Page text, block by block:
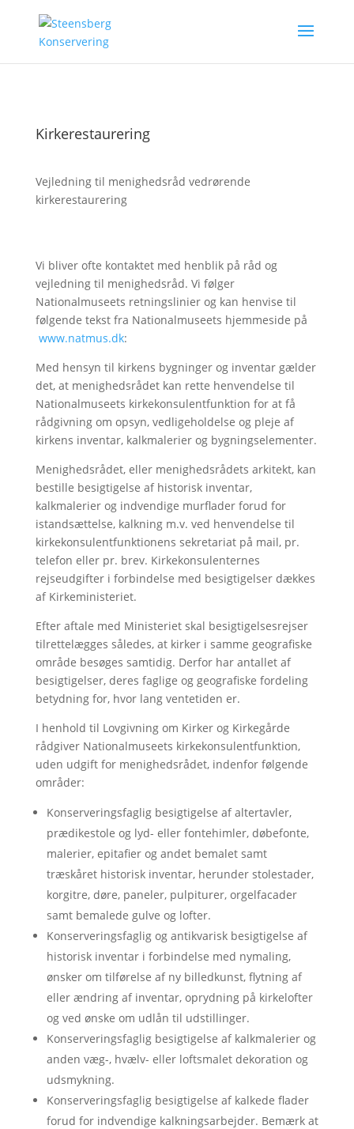
Kirkerestaurering
Vejledning til menighedsråd vedrørende
kirkerestaurering
Vi bliver ofte kontaktet med henblik på råd og
vejledning til menighedsråd. Vi følger
Nationalmuseets retningslinier og kan henvise til
følgende tekst fra Nationalmuseets hjemmeside på
www.natmus.dk:
Med hensyn til kirkens bygninger og inventar gælder
det, at menighedsrådet kan rette henvendelse til
Nationalmuseets kirkekonsulentfunktion for at få
rådgivning om opsyn, vedligeholdelse og pleje af
kirkens inventar, kalkmalerier og bygningselementer.
Menighedsrådet, eller menighedsrådets arkitekt, kan
bestille besigtigelse af historisk inventar,
kalkmalerier og indvendige murflader forud for
istandsættelse, kalkning m.v. ved henvendelse til
kirkekonsulentfunktionens sekretariat på mail, pr.
telefon eller pr. brev. Kirkekonsulenternes
rejseudgifter i forbindelse med besigtigelser dækkes
af Kirkeministeriet.
Efter aftale med Ministeriet skal besigtigelsesrejser
tilrettelægges således, at kirker i samme geografiske
område besøges samtidig. Derfor har antallet af
besigtigelser, deres faglige og geografiske fordeling
betydning for, hvor lang ventetiden er.
I henhold til Lovgivning om Kirker og Kirkegårde
rådgiver Nationalmuseets kirkekonsulentfunktion,
uden udgift for menighedsrådet, indenfor følgende
områder:
Konserveringsfaglig besigtigelse af altertavler,
prædikestole og lyd- eller fontehimler, døbefonte,
malerier, epitafier og andet bemalet samt
træskåret historisk inventar, herunder stolestader,
korgitre, døre, paneler, pulpiturer, orgelfacader
samt bemalede gulve og lofter.
Konserveringsfaglig og antikvarisk besigtigelse af
historisk inventar i forbindelse med nymaling,
ønsker om tilførelse af ny billedkunst, flytning af
eller ændring af inventar, oprydning på kirkelofter
og ved ønske om udlån til udstillinger.
Konserveringsfaglig besigtigelse af kalkmalerier og
anden væg-, hvælv- eller loftsmalet dekoration og
udsmykning.
Konserveringsfaglig besigtigelse af kalkede flader
forud for indvendige kalkningsarbejder. Bemærk at